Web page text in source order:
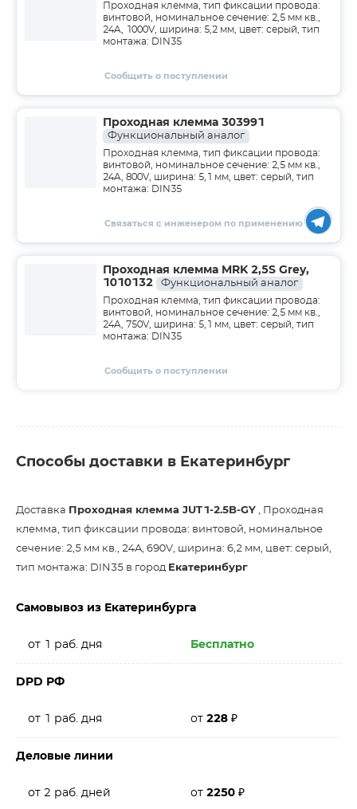
Проходная клемма, тип фиксации провода:
винтовой, номинальное сечение: 2,5 мм кв.,
24A, 1000V, ширина: 5,2 мм, цвет: серый, тип
монтажа: DIN35
Сообщить о поступлении
Проходная клемма 303991
Функциональный аналог
Проходная клемма, тип фиксации провода:
винтовой, номинальное сечение: 2,5 мм кв.,
24A, 800V, ширина: 5,1 мм, цвет: серый, тип
монтажа: DIN35
Связаться с инженером по применению
Проходная клемма MRK 2,5S Grey,
1010132
Функциональный аналог
Проходная клемма, тип фиксации провода:
винтовой, номинальное сечение: 2,5 мм кв.,
24A, 750V, ширина: 5,1 мм, цвет: серый, тип
монтажа: DIN35
Сообщить о поступлении
Способы доставки в Екатеринбург
Доставка Проходная клемма JUT1-2.5B-GY , Проходная
клемма, тип фиксации провода: винтовой, номинальное
сечение: 2,5 мм кв., 24A, 690V, ширина: 6,2 мм, цвет: серый,
тип монтажа: DIN35 в город Екатеринбург
Самовывоз из Екатеринбурга
от 1 раб. дня Бесплатно
DPD РФ
от 1 раб. дня от 228 ₽
Деловые линии
от 2 раб. дней от 2250 ₽